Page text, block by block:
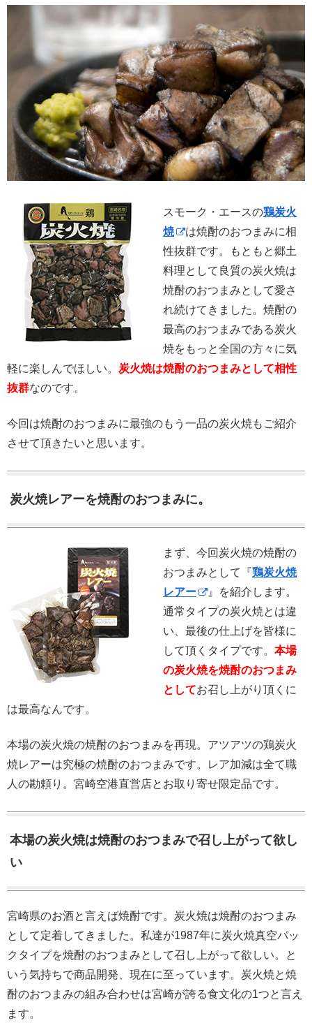
スモーク・エースの鶏炭火
焼
は焼酎のおつまみに相
性抜群です。もともと郷土
料理として良質の炭火焼は
焼酎のおつまみとして愛さ
れ続けてきました。焼酎の
最高のおつまみである炭火
焼をもっと全国の方々に気
軽に楽しんでほしい。 炭火焼は焼酎のおつまみとして相性
抜群なのです。
今回は焼酎のおつまみに最強のもう一品の炭火焼もご紹介
させて頂きたいと思います。
炭火焼レアーを焼酎のおつまみに。
まず、今回炭火焼の焼酎の
おつまみとして『鶏炭火焼
レアー
』を紹介します。
通常タイプの炭火焼とは違
い、最後の仕上げを皆様に
して頂くタイプです。 本場
の炭火焼を焼酎のおつまみ
としてお召し上がり頂くに
は最高なんです。
本場の炭火焼の焼酎のおつまみを再現。アツアツの鶏炭火
焼レアーは究極の焼酎のおつまみです。レア加減は全て職
人の勘頼り。宮崎空港直営店とお取り寄せ限定品です。
本場の炭火焼は焼酎のおつまみで召し上がって欲し
い
宮崎県のお酒と言えば焼酎です。炭火焼は焼酎のおつまみ
として定着してきました。私達が1987年に炭火焼真空パッ
クタイプを焼酎のおつまみとして召し上がって欲しい。と
いう気持ちで商品開発、現在に至っています。炭火焼と焼
酎のおつまみの組み合わせは宮崎が誇る食文化の1つと言え
ます。